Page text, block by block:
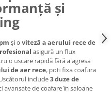
și
și o viteză a aerului rece de
asigură un flux
o uscare rapidă fără a agresa
de aer rece, poți fixa coafura
include3 duze de
avansate de coafare în saloane